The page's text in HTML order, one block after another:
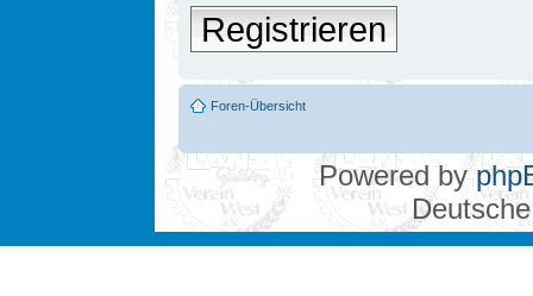
Registrieren
Foren-Übersicht
Powered by